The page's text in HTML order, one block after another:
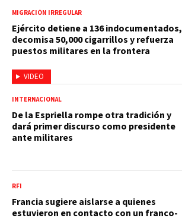
VIDEO
MIGRACIÓN IRREGULAR
Ejército detiene a 136 indocumentados,
decomisa 50,000 cigarrillos y refuerza
puestos militares en la frontera
INTERNACIONAL
De la Espriella rompe otra tradición y
dará primer discurso como presidente
ante militares
RFI
Francia sugiere aislarse a quienes
estuvieron en contacto con un franco-